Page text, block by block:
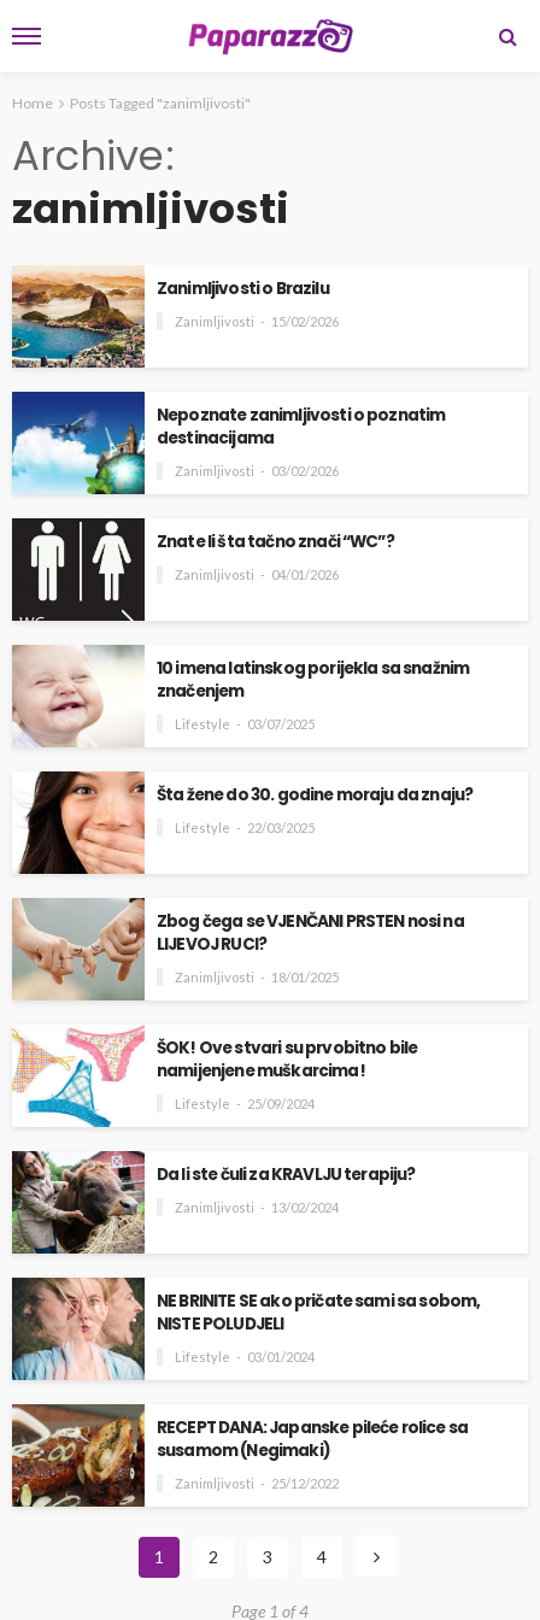
Home Posts Tagged "zanimljivosti"
Archive
zanimljivosti
Zanimljivosti o Brazilu
Zanimljivosti 15/02/2026
Nepoznate zanimljivosti o poznatim
destinacijama
Zanimljivosti 03/02/2026
Znate li šta tačno znači “WC”?
Zanimljivosti 04/01/2026
10 imena latinskog porijekla sa snažnim
značenjem
Lifestyle 03/07/2025
Šta žene do 30. godine moraju da znaju?
Lifestyle 22/03/2025
Zbog čega se VJENČANI PRSTEN nosi na
LIJEVOJ RUCI?
Zanimljivosti 18/01/2025
ŠOK! Ove stvari su prvobitno bile
namijenjene muškarcima!
Lifestyle 25/09/2024
Da li ste čuli za KRAVLJU terapiju?
Zanimljivosti 13/02/2024
NE BRINITE SE ako pričate sami sa sobom,
NISTE POLUDJELI
Lifestyle 03/01/2024
RECEPT DANA: Japanske pileće rolice sa
susamom (Negimaki)
Zanimljivosti 25/12/2022
1 2 3 4
Page 1 of 4